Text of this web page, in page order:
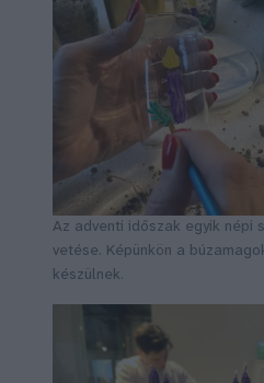
Az adventi időszak egyik népi
vetése. Képünkön a
készülnek.